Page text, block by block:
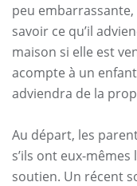
peu
savoir ce qu’il
maison si elle est
acompte à un
adviendra de la
Au départ, les
s’ils ont eux-
soutien. Un récent